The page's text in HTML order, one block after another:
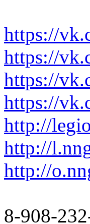
https://
https://
https://
https://
http://
http://
http://
8-908-